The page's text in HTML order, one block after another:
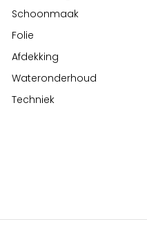
Schoonmaak
Folie
Afdekking
Wateronderhoud
Techniek